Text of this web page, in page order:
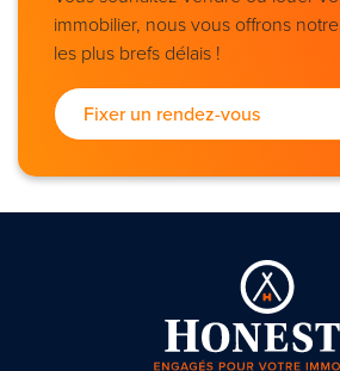
immobilier, nous vous offrons
les plus brefs délais !
Fixer un rendez-vous